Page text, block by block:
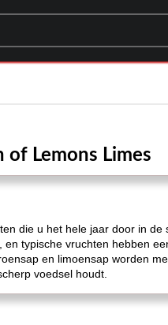
Lemons Limes
die u het hele jaar door in
typische vruchten hebben
en limoensap worden
voedsel houdt.